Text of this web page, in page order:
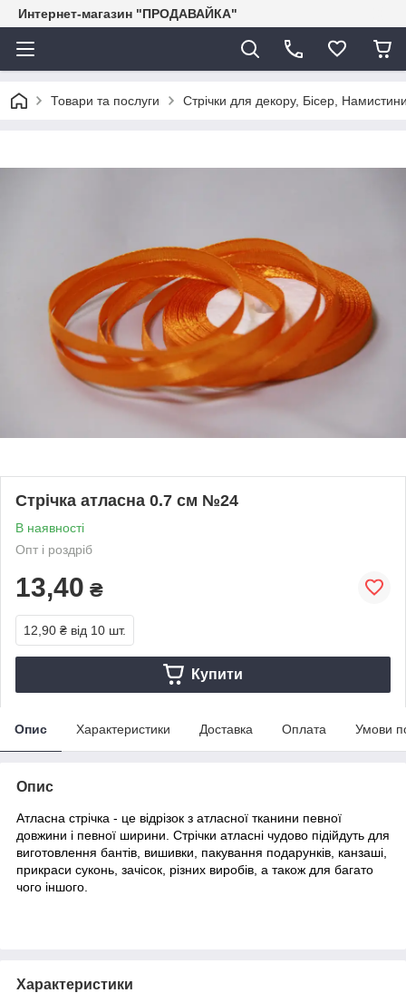
Интернет-магазин "ПРОДАВАЙКА"
Товари та послуги Стрічки для декору, Бісер,
Стрічка атласна 0.7 см №24
В наявності
Опт і роздріб
13,40 ₴
12,90 ₴ від 10 шт.
Купити
Опис Характеристики Доставка Оплата Умови
Опис
Атласна стрічка - це відрізок з атласної тканини певної
довжини і певної ширини. Стрічки атласні чудово підійдуть для
виготовлення бантів, вишивки, пакування подарунків, канзаші,
прикраси суконь, зачісок, різних виробів, а також для багато
чого іншого.
Характеристики